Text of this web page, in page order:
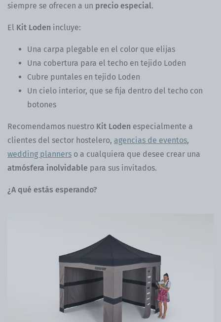
siempre se ofrecen a un precio especial.
El Kit Loden incluye:
Una carpa plegable en el color que elijas
Una cobertura para el techo en tejido Loden
Cubre puntales en tejido Loden
Un cielo interior, que se fija dentro del techo con
botones
Recomendamos nuestro Kit Loden especialmente a
clientes del sector hostelero, agencias de eventos,
wedding planners o a cualquiera que desee crear una
atmósfera inolvidable para sus invitados.
¿A qué estás esperando?